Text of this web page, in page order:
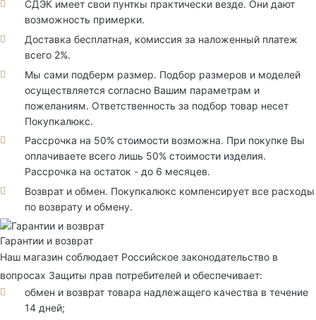
СДЭК имеет свои пунткы практически везде. Они дают
возможность примерки.
Доставка бесплатная, комиссия за наложенный платеж
всего 2%.
Мы сами подберм размер. Подбор размеров и моделей
осуществляется согласно Вашим параметрам и
пожеланиям. Ответственность за подбор товар несет
Покупкалюкс.
Рассрочка на 50% стоимости возможна. При покупке Вы
оплачиваете всего лишь 50% стоимости изделия.
Рассрочка на остаток - до 6 месяцев.
Возврат и обмен. Покупкалюкс компенсирует все расходы
по возврату и обмену.
Гарантии и возврат
Наш магазин соблюдает Российское законодательство в
вопросах Защиты прав потребителей и обеспечивает:
обмен и возврат товара надлежащего качества в течение
14 дней;